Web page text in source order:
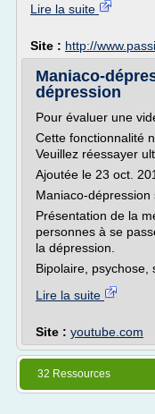
Lire la suite
Site : http://
Maniaco-
dépression
Pour évaluer une
Cette fonctionnalité
Veuillez réessayer
Ajoutée le 23 oct.
Maniaco-
Présentation de la
personnes à se
la dépression.
Bipolaire, psychose,
Lire la suite
Site : youtube.com
32 Ressources